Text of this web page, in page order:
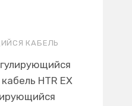
КАБЕЛЬ
HTR EX